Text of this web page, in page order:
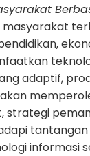
adaptif,
strategi
informasi